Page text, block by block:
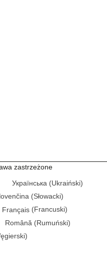
zastrzeżone
Українська (Ukraiński)
(Słowacki)
Français(Francuski)
Română (Rumuński)
)